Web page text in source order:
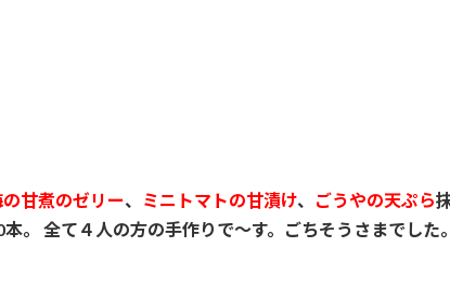
甘煮のゼリー、 ミニトマトの甘漬け、 ごうやの天ぷら
本。 全て４人の方の手作りで～す。ごちそうさまでし